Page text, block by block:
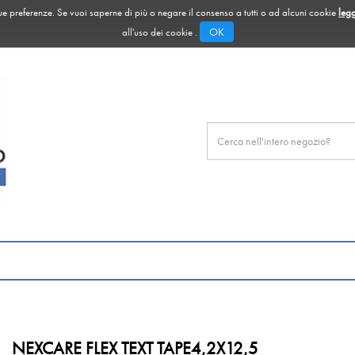
Se vuoi saperne di più o negare il consenso a tutti o ad alcuni cookie
all'uso dei cookie .
OK
Prodotto
NEXCARE FLEX TEXT TAPE4,2X12,5